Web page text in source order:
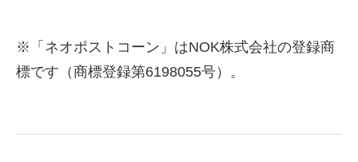
※「ネオポストコーン」はNOK株式会社の登録商
標です（商標登録第6198055号）。